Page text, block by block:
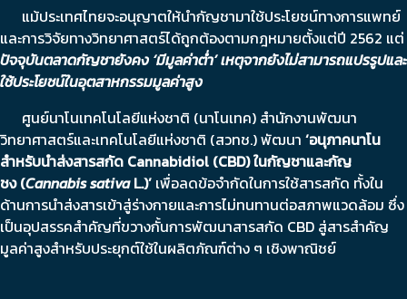
แม้ประเทศไทยจะอนุญาตให้นำกัญชามาใช้ประโยชน์ทางการแพทย์
และการวิจัยทางวิทยาศาสตร์ได้ถูกต้องตามกฎหมายตั้งแต่ปี 2562 แต่
ปัจจุบันตลาดกัญชายังคง ‘มีมูลค่าต่ำ’เหตุจากยังไม่สามารถแปรรูปและ
ใช้ประโยชน์ในอุตสาหกรรมมูลค่าสูง
ศูนย์นาโนเทคโนโลยีแห่งชาติ (นาโนเทค) สำนักงานพัฒนา
วิทยาศาสตร์และเทคโนโลยีแห่งชาติ (สวทช.) พัฒนา ‘อนุภาคนาโน
สำหรับนำส่งสารสกัด Cannabidiol (CBD)ในกัญชาและกัญ
ชง(Cannabis sativaL.)’ เพื่อลดข้อจำกัดในการใช้สารสกัด ทั้งใน
ด้านการนำส่งสารเข้าสู่ร่างกายและการไม่ทนทานต่อสภาพแวดล้อม ซึ่ง
เป็นอุปสรรคสำคัญที่ขวางกั้นการพัฒนาสารสกัด CBD สู่สารสำคัญ
มูลค่าสูงสำหรับประยุกต์ใช้ในผลิตภัณฑ์ต่าง ๆ เชิงพาณิชย์